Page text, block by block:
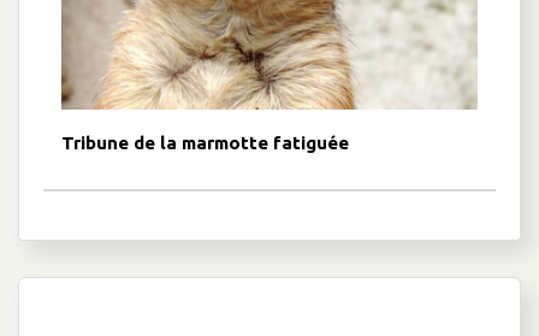
Tribune de la marmotte fatiguée